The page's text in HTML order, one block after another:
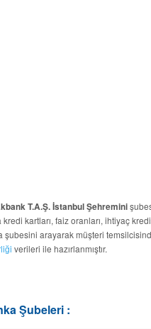
T.A.Ş. İstanbul Şehremini
kredi kartları, faiz oranları, ihtiyaç
şubesini arayarak müşteri
verileri ile hazırlanmıştır.
Şubeleri :